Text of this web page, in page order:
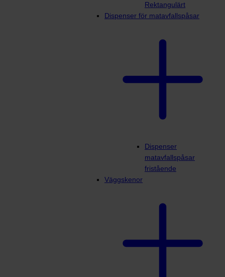
Rektangulärt
Dispenser för matavfallspåsar
Dispenser
matavfallspåsar
fristående
Väggskenor